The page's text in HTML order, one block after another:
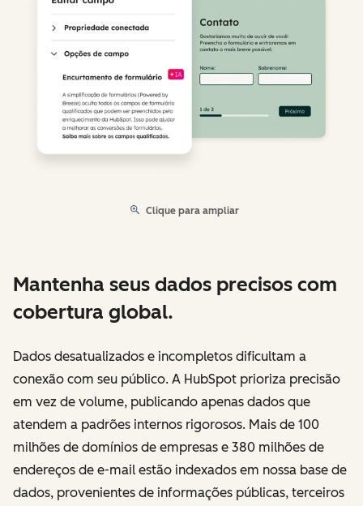
Clique para ampliar
Mantenha seus dados precisos com
cobertura global.
Dados desatualizados e incompletos dificultam a
conexão com seu público. A HubSpot prioriza precisão
em vez de volume, publicando apenas dados que
atendem a padrões internos rigorosos. Mais de 100
milhões de domínios de empresas e 380 milhões de
endereços de e-mail estão indexados em nossa base de
dados, provenientes de informações públicas, terceiros